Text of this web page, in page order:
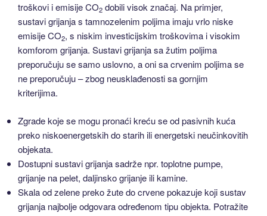
troškovi i emisije CO2 dobili visok značaj. Na primjer,
sustavi grijanja s tamnozelenim poljima imaju vrlo niske
emisije CO2, s niskim investicijskim troškovima i visokim
komforom grijanja. Sustavi grijanja sa žutim poljima
preporučuju se samo uslovno, a oni sa crvenim poljima se
ne preporučuju – zbog neusklađenosti sa gornjim
kriterijima.
Zgrade koje se mogu pronaći kreću se od pasivnih kuća
preko niskoenergetskih do starih ili energetski neučinkovitih
objekata.
Dostupni sustavi grijanja sadrže npr. toplotne pumpe,
grijanje na pelet, daljinsko grijanje ili kamine.
Skala od zelene preko žute do crvene pokazuje koji sustav
grijanja najbolje odgovara određenom tipu objekta. Potražite